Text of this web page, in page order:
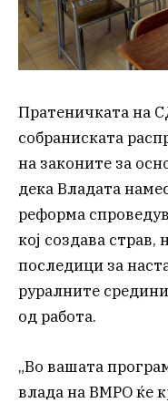
Пратеничката на
собраниската
на законите за
дека Владата
реформа
кој создава страв,
последици за
руралните
од работа.
„Во вашата
влада на ВМРО ќе